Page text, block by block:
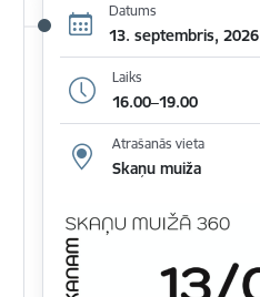
Datums
13. septembris, 2026
Laiks
16.00–19.00
Atrašanās vieta
Skaņu muiža